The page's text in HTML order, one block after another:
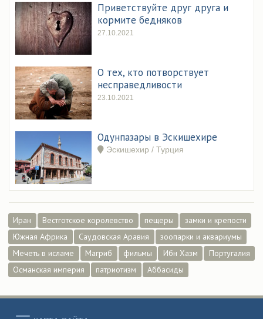
Приветствуйте друг друга и
кормите бедняков
27.10.2021
О тех, кто потворствует
несправедливости
23.10.2021
Одунпазары в Эскишехире
Эскишехир / Турция
Иран Вестготское королевство пещеры
замки и крепости
Южная Африка
Саудовская Аравия
зоопарки и аквариумы
Мечеть в исламе
Магриб фильмы Ибн Хазм
Португалия
Османская империя
патриотизм Аббасиды